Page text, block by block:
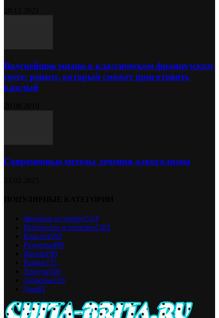
Вкуснейшие мидии в классическом французском
соусе: рецепт, который сможет приготовить
каждый
Современные методы лечения алкоголизма
Женские истории7514
Интересно и полезно2382
Красота592
Рецепты499
Жизнь180
Разное171
Тренды166
Здоровье116
Дом81